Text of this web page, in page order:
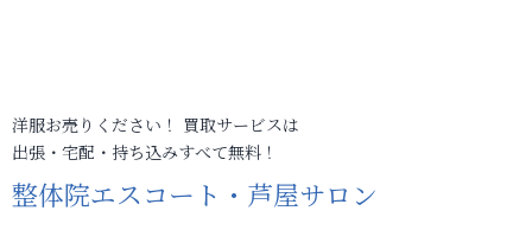
洋服お売りください！ 買取サービスは
出張・宅配・持ち込みすべて無料！
整体院エスコート・芦屋サロン